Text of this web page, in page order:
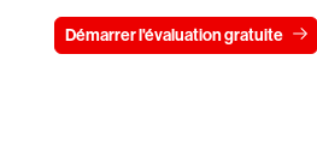
Démarrer l'évaluation gratuite